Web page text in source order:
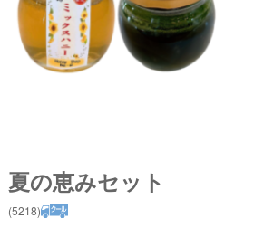
夏の恵みセット
(5218)